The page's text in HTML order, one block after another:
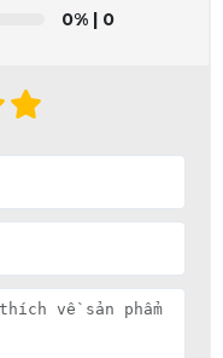
0% | 0